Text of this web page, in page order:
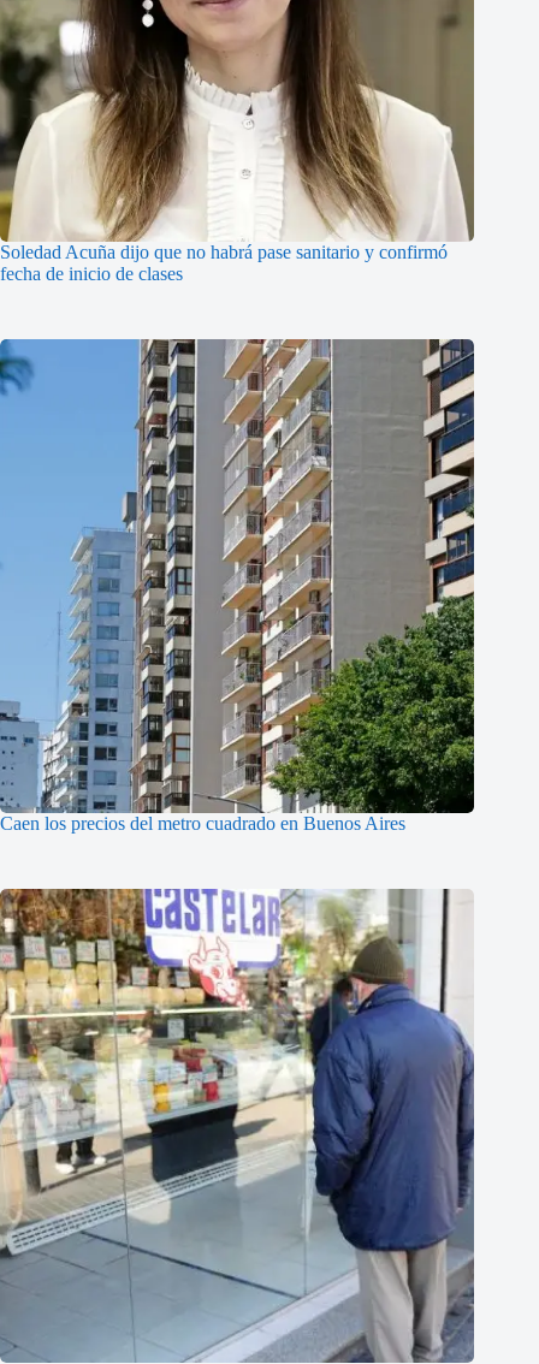
Soledad Acuña dijo que no habrá pase sanitario y confirmó
fecha de inicio de clases
Caen los precios del metro cuadrado en Buenos Aires